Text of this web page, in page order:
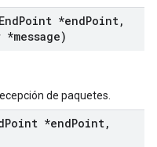
EndPoint *endPoint,
de paquetes.
Point *endPoint,